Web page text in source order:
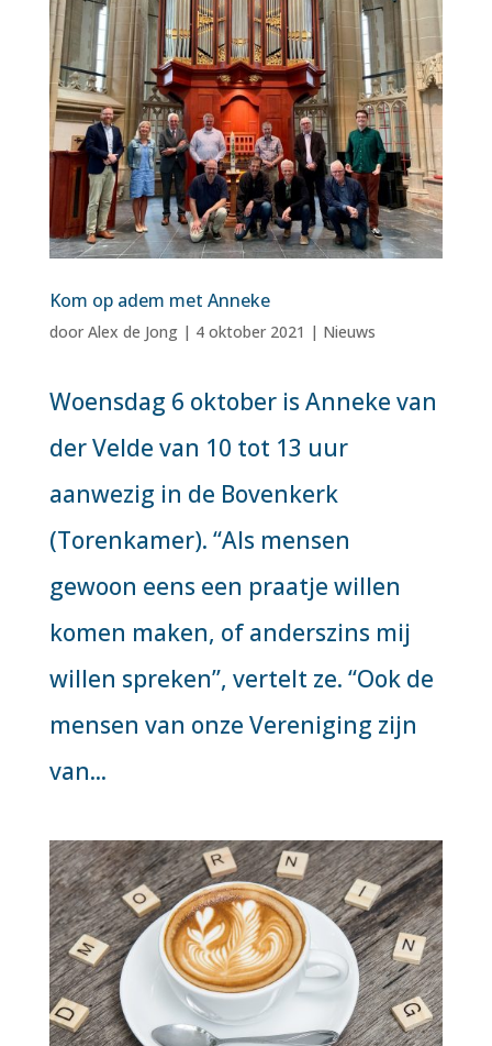
Kom op adem met Anneke
door Alex de Jong| 4 oktober 2021 | Nieuws
Woensdag 6 oktober is Anneke van
der Velde van 10 tot 13 uur
aanwezig in de Bovenkerk
(Torenkamer). “Als mensen
gewoon eens een praatje willen
komen maken, of anderszins mij
willen spreken”, vertelt ze. “Ook de
mensen van onze Vereniging zijn
van...